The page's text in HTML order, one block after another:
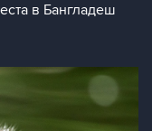
в Бангладеш